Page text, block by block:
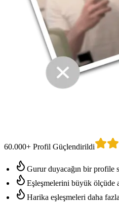
60.000+ Profil Güçlendirildi
Gurur duyacağın bir profile
Eşleşmelerini büyük ölçüde
Harika eşleşmeleri daha